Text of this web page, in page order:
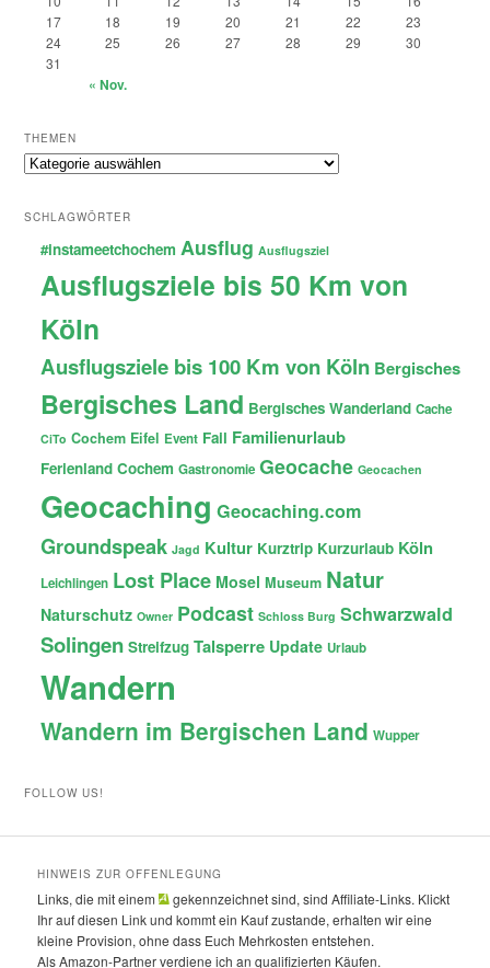
17
18 19 20 21 22
23
24
25 26 27 28 29
30
31
« Nov.
THEMEN
Themen
SCHLAGWÖRTER
#instameetchochem Ausflug Ausflugsziel
Ausflugsziele bis 50 Km von
Köln
Ausflugsziele bis 100 Km von Köln Bergisches
Bergisches Land Bergisches Wanderland Cache
CiTo Cochem Eifel Event Fail Familienurlaub
Ferienland Cochem Gastronomie Geocache Geocachen
Geocaching Geocaching.com
Groundspeak Jagd Kultur Kurztrip Kurzurlaub Köln
Leichlingen Lost Place Mosel Museum Natur
Naturschutz Owner Podcast Schloss Burg Schwarzwald
Solingen Streifzug Talsperre Update Urlaub
Wandern
Wandern im Bergischen Land Wupper
FOLLOW US!
HINWEIS ZUR OFFENLEGUNG
Links, die mit einem
gekennzeichnet sind, sind Affiliate-Links. Klickt
Ihr auf diesen Link und kommt ein Kauf zustande, erhalten wir eine
kleine Provision, ohne dass Euch Mehrkosten entstehen.
Als Amazon-Partner verdiene ich an qualifizierten Käufen.